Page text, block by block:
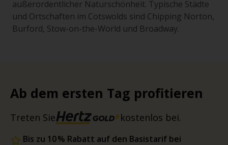
außerordentlicher Naturschönheit. Typische Städte
und Ortschaften im Cotswolds sind Chipping Norton,
Burford, Stow-on-the-World und Broadway.
Ab dem ersten Tag profitieren
Treten Sie kostenlos bei.
Bis zu 10 % Rabatt auf den Basistarif bei